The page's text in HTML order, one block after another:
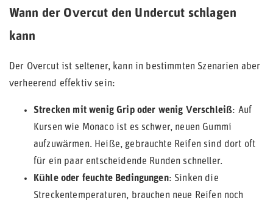
Wann der Overcut den Undercut schlagen
kann
Der Overcut ist seltener, kann in bestimmten Szenarien aber
verheerend effektiv sein:
Strecken mit wenig Grip oder wenig Verschleiß: Auf
Kursen wie Monaco ist es schwer, neuen Gummi
aufzuwärmen. Heiße, gebrauchte Reifen sind dort oft
für ein paar entscheidende Runden schneller.
Kühle oder feuchte Bedingungen: Sinken die
Streckentemperaturen, brauchen neue Reifen noch